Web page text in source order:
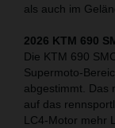
als auch im
2026 KTM 690
Die KTM 690
Supermoto-
abgestimmt. Das
auf das
LC4-Motor mehr